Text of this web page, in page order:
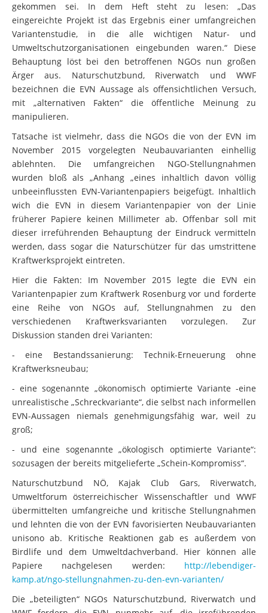
gekommen sei. In dem Heft steht zu lesen: „Das
eingereichte Projekt ist das Ergebnis einer umfangreichen
Variantenstudie, in die alle wichtigen Natur- und
Umweltschutzorganisationen eingebunden waren.“ Diese
Behauptung löst bei den betroffenen NGOs nun großen
Ärger aus. Naturschutzbund, Riverwatch und WWF
bezeichnen die EVN Aussage als offensichtlichen Versuch,
mit „alternativen Fakten“ die öffentliche Meinung zu
manipulieren.
Tatsache ist vielmehr, dass die NGOs die von der EVN im
November 2015 vorgelegten Neubauvarianten einhellig
ablehnten. Die umfangreichen NGO-Stellungnahmen
wurden bloß als „Anhang „eines inhaltlich davon völlig
unbeeinflussten EVN-Variantenpapiers beigefügt. Inhaltlich
wich die EVN in diesem Variantenpapier von der Linie
früherer Papiere keinen Millimeter ab. Offenbar soll mit
dieser irreführenden Behauptung der Eindruck vermitteln
werden, dass sogar die Naturschützer für das umstrittene
Kraftwerksprojekt eintreten.
Hier die Fakten: Im November 2015 legte die EVN ein
Variantenpapier zum Kraftwerk Rosenburg vor und forderte
eine Reihe von NGOs auf, Stellungnahmen zu den
verschiedenen Kraftwerksvarianten vorzulegen. Zur
Diskussion standen drei Varianten:
- eine Bestandssanierung: Technik-Erneuerung ohne
Kraftwerksneubau;
- eine sogenannte „ökonomisch optimierte Variante -eine
unrealistische „Schreckvariante“, die selbst nach informellen
EVN-Aussagen niemals genehmigungsfähig war, weil zu
groß;
- und eine sogenannte „ökologisch optimierte Variante“:
sozusagen der bereits mitgelieferte „Schein-Kompromiss“.
Naturschutzbund NÖ, Kajak Club Gars, Riverwatch,
Umweltforum österreichischer Wissenschaftler und WWF
übermittelten umfangreiche und kritische Stellungnahmen
und lehnten die von der EVN favorisierten Neubauvarianten
unisono ab. Kritische Reaktionen gab es außerdem von
Birdlife und dem Umweltdachverband. Hier können alle
Papiere nachgelesen werden: http://lebendiger-
kamp.at/ngo-stellungnahmen-zu-den-evn-varianten/
Die „beteiligten“ NGOs Naturschutzbund, Riverwatch und